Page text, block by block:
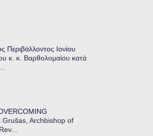
Περιβάλλοντος Ιονίου
κ. κ. Βαρθολομαίου κατά
Archbishop of